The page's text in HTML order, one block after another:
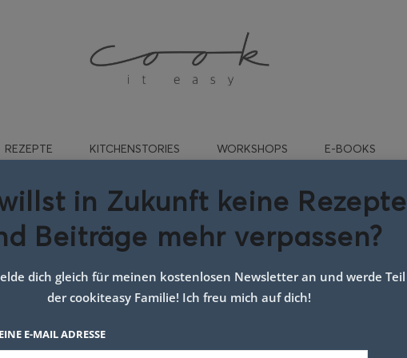
REZEPTE KITCHENSTORIES WORKSHOPS E-BOOKS
ofenhuhn
in Zukunft keine Rezepte
Beiträge mehr verpassen?
dich gleich für meinen kostenlosen Newsletter an und werde Teil
der cookiteasy Familie! Ich freu mich auf dich!
E-MAIL ADRESSE